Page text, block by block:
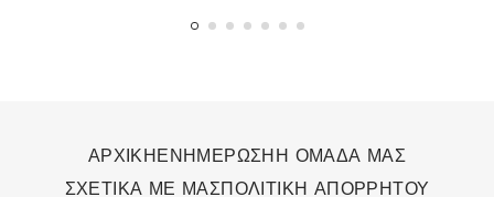
ΑΡΧΙΚΗΕΝΗΜΕΡΩΣΗΗ ΟΜΑΔΑ ΜΑΣ
ΣΧΕΤΙΚΑ ΜΕ ΜΑΣΠΟΛΙΤΙΚΗ ΑΠΟΡΡΗΤΟΥ